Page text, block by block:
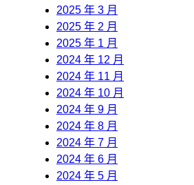
2025 年 3 月
2025 年 2 月
2025 年 1 月
2024 年 12 月
2024 年 11 月
2024 年 10 月
2024 年 9 月
2024 年 8 月
2024 年 7 月
2024 年 6 月
2024 年 5 月